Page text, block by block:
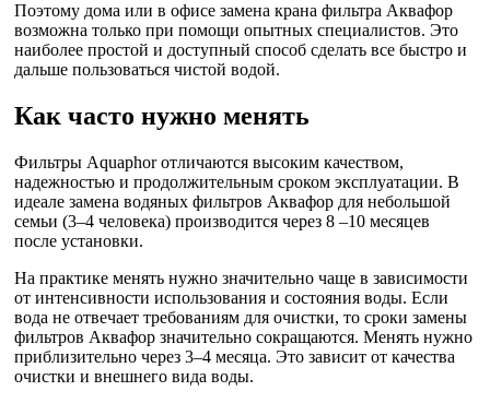
Поэтому дома или в офисе замена крана фильтра Аквафор
возможна только при помощи опытных специалистов. Это
наиболее простой и доступный способ сделать все быстро и
дальше пользоваться чистой водой.
Как часто нужно менять
Фильтры Aquaphor отличаются высоким качеством,
надежностью и продолжительным сроком эксплуатации. В
идеале замена водяных фильтров Аквафор для небольшой
семьи (3–4 человека) производится через 8 –10 месяцев
после установки.
На практике менять нужно значительно чаще в зависимости
от интенсивности использования и состояния воды. Если
вода не отвечает требованиям для очистки, то сроки замены
фильтров Аквафор значительно сокращаются. Менять нужно
приблизительно через 3–4 месяца. Это зависит от качества
очистки и внешнего вида воды.